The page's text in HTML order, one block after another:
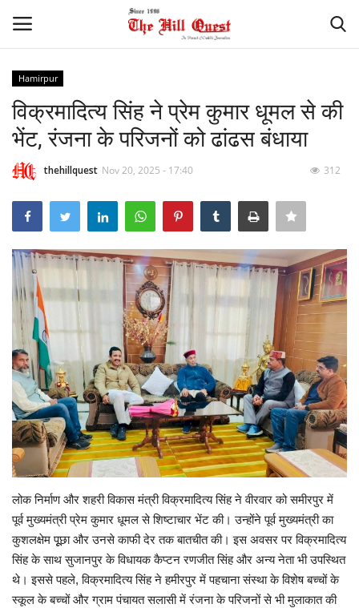
Home
Contact
National
Himachal
Sports
Gallery
Enquiry
Hamirpur
विक्रमादित्य सिंह ने प्रेम कुमार धूमल से की
भेंट, रंजना के परिजनों को ढांढस बंधाया
thehillquest Nov 20, 2025 - 17:40 312
लोक निर्माण और शहरी विकास मंत्री विक्रमादित्य सिंह ने वीरवार को समीरपुर में
पूर्व मुख्यमंत्री प्रेम कुमार धूमल से शिष्टाचार भेंट की। उन्होंने पूर्व मुख्यमंत्री का
कुशलक्षेम पूूछा और उनसे काफी देर तक बातचीत की। इस अवसर पर विक्रमादित्य
सिंह के साथ सुजानपुर के विधायक कैप्टन रणजीत सिंह और अन्य नेता भी उपस्थित
थे। इससे पहले, विक्रमादित्य सिंह ने हमीरपुर में पहचाना संस्था के विशेष बच्चों के
स्कूल के बच्चों और ग्राम पंचायत सलासी में रंजना के परिजनों से भी मुलाकात की